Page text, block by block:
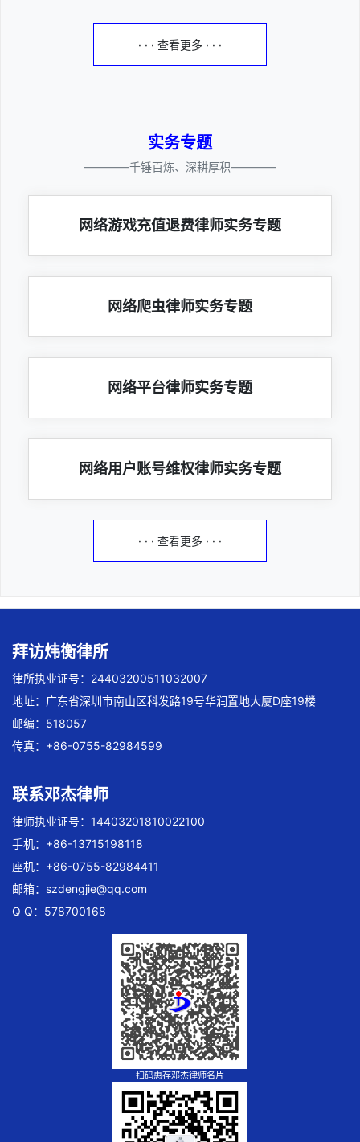
· · · 查看更多 · · ·
实务专题
————千锤百炼、深耕厚积————
网络游戏充值退费律师实务专题
网络爬虫律师实务专题
网络平台律师实务专题
网络用户账号维权律师实务专题
· · · 查看更多 · · ·
拜访炜衡律所
律所执业证号：24403200511032007
地址：广东省深圳市南山区科发路19号华润置地大厦D座19楼
邮编：518057
传真：+86-0755-82984599
联系邓杰律师
律师执业证号：14403201810022100
手机：+86-13715198118
座机：+86-0755-82984411
邮箱： szdengjie@qq.com
Q Q：578700168
扫码惠存邓杰律师名片